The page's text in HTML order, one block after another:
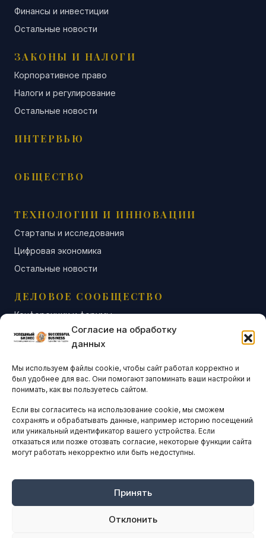
Согласие на обработку
данных
Мы используем файлы cookie, чтобы сайт работал корректно и
был удобнее для вас. Они помогают запоминать ваши настройки и
понимать, как вы пользуетесь сайтом.
Если вы согласитесь на использование cookie, мы сможем
сохранять и обрабатывать данные, например историю посещений
или уникальный идентификатор вашего устройства. Если
отказаться или позже отозвать согласие, некоторые функции сайта
могут работать некорректно или быть недоступны.
Принять
Отклонить
Финансы и инвестиции
Остальные новости
ЗАКОНЫ И НАЛОГИ
Корпоративное право
Налоги и регулирование
Остальные новости
ИНТЕРВЬЮ
ОБЩЕСТВО
ТЕХНОЛОГИИ И ИННОВАЦИИ
Стартапы и исследования
Цифровая экономика
Остальные новости
ДЕЛОВОЕ СООБЩЕСТВО
Конференции и форумы
Бизнес-клубы и ассоциации
Остальные новости
АНАЛИТИКА И СТАТИСТИКА
ARTICLES IN ENGLISH
НАВИГАЦИЯ
Оплата онлайн